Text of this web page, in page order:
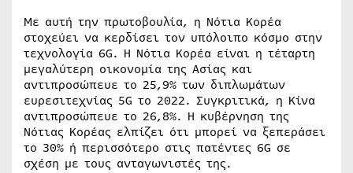
Με αυτή την πρωτοβουλία, η Νότια Κορέα
στοχεύει να κερδίσει τον υπόλοιπο κόσμο στην
τεχνολογία 6G. Η Νότια Κορέα είναι η τέταρτη
μεγαλύτερη οικονομία της Ασίας και
αντιπροσώπευε το 25,9% των διπλωμάτων
ευρεσιτεχνίας 5G το 2022. Συγκριτικά, η Κίνα
αντιπροσώπευε το 26,8%. Η κυβέρνηση της
Νότιας Κορέας ελπίζει ότι μπορεί να ξεπεράσει
το 30% ή περισσότερο στις πατέντες 6G σε
σχέση με τους ανταγωνιστές της.